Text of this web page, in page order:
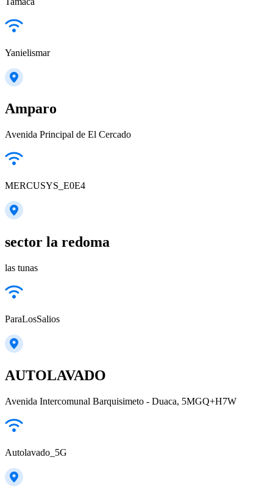
Yanielismar
Amparo
Avenida Principal de El Cercado
MERCUSYS_E0E4
sector la redoma
las tunas
ParaLosSalios
AUTOLAVADO
Avenida Intercomunal Barquisimeto - Duaca, 5MGQ+H7W
Autolavado_5G